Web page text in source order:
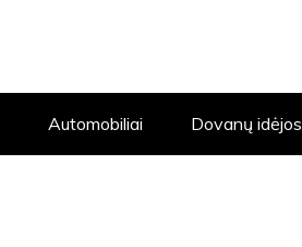
Automobiliai Dovanų idėjos